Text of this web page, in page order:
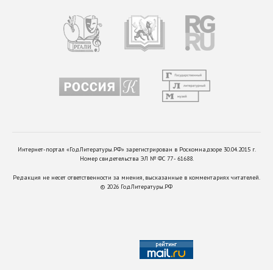
Интернет-портал «ГодЛитературы.РФ» зарегистрирован в Роскомнадзоре 30.04.2015 г.
Номер свидетельства ЭЛ № ФС 77 - 61688.
Редакция не несет ответственности за мнения, высказанные в комментариях читателей.
© 2026 ГодЛитературы.РФ